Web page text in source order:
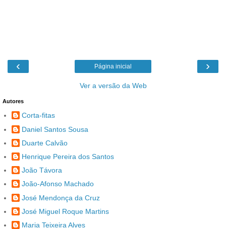
‹ ›
Página inicial
Ver a versão da Web
Autores
Corta-fitas
Daniel Santos Sousa
Duarte Calvão
Henrique Pereira dos Santos
João Távora
João-Afonso Machado
José Mendonça da Cruz
José Miguel Roque Martins
Maria Teixeira Alves